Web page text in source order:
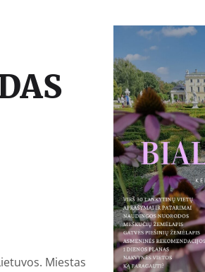
Miestas